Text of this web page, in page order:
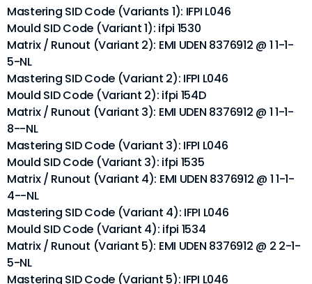
Mastering SID Code (Variants 1): IFPI L046
Mould SID Code (Variant 1): ifpi 1530
Matrix / Runout (Variant 2): EMI UDEN 8376912 @ 1 1-1-
5-NL
Mastering SID Code (Variant 2): IFPI L046
Mould SID Code (Variant 2): ifpi 154D
Matrix / Runout (Variant 3): EMI UDEN 8376912 @ 1 1-1-
8--NL
Mastering SID Code (Variant 3): IFPI L046
Mould SID Code (Variant 3): ifpi 1535
Matrix / Runout (Variant 4): EMI UDEN 8376912 @ 1 1-1-
4--NL
Mastering SID Code (Variant 4): IFPI L046
Mould SID Code (Variant 4): ifpi 1534
Matrix / Runout (Variant 5): EMI UDEN 8376912 @ 2 2-1-
5-NL
Mastering SID Code (Variant 5): IFPI L046